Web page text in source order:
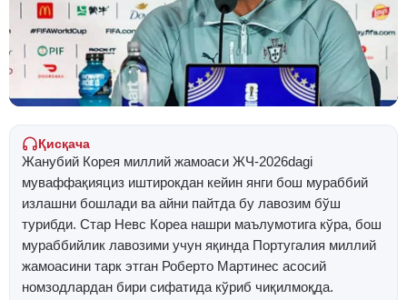
Қисқача
Жанубий Корея миллий жамоаси ЖЧ-2026dagi
муваффақияциз иштирокдан кейин янги бош мураббий
излашни бошлади ва айни пайтда бу лавозим бўш
турибди. Стар Невс Кореа нашри маълумотига кўра, бош
мураббийлик лавозими учун яқинда Португалия миллий
жамоасини тарк этган Роберто Мартинес асосий
номзодлардан бири сифатида кўриб чиқилмоқда.